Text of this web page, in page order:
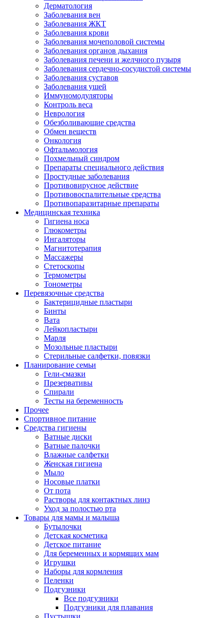
Дерматология
Заболевания вен
Заболевания ЖКТ
Заболевания крови
Заболевания мочеполовой системы
Заболевания органов дыхания
Заболевания печени и желчного пузыря
Заболевания сердечно-сосудистой системы
Заболевания суставов
Заболевания ушей
Иммуномодуляторы
Контроль веса
Неврология
Обезболивающие средства
Обмен веществ
Онкология
Офтальмология
Похмельный синдром
Препараты специального действия
Простудные заболевания
Противовирусное действие
Противовоспалительные средства
Противопаразитарные препараты
Медицинская техника
Гигиена носа
Глюкометры
Ингаляторы
Магнитотерапия
Массажеры
Стетоскопы
Термометры
Тонометры
Перевязочные средства
Бактерицидные пластыри
Бинты
Вата
Лейкопластыри
Марля
Мозольные пластыри
Стерильные салфетки, повязки
Планирование семьи
Гели-смазки
Презервативы
Спирали
Тесты на беременность
Прочее
Спортивное питание
Средства гигиены
Ватные диски
Ватные палочки
Влажные салфетки
Женская гигиена
Мыло
Носовые платки
От пота
Растворы для контактных линз
Уход за полостью рта
Товары для мамы и малыша
Бутылочки
Детская косметика
Детское питание
Для беременных и кормящих мам
Игрушки
Наборы для кормления
Пеленки
Подгузники
Все подгузники
Подгузники для плавания
Пустышки